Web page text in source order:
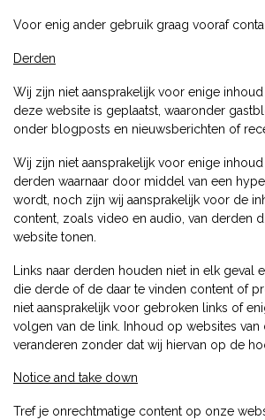
Voor enig ander gebruik graag vooraf
Derden
Wij zijn niet aansprakelijk voor enige
deze website is geplaatst, waaronder
onder blogposts en nieuwsberichten of
Wij zijn niet aansprakelijk voor enige
derden waarnaar door middel van een
wordt, noch zijn wij aansprakelijk voor de
content, zoals video en audio, van derden
website tonen.
Links naar derden houden niet in elk geval
die derde of de daar te vinden content of
niet aansprakelijk voor gebroken links of
volgen van de link. Inhoud op websites van
veranderen zonder dat wij hiervan op de
Notice and take down
Tref je onrechtmatige content op onze